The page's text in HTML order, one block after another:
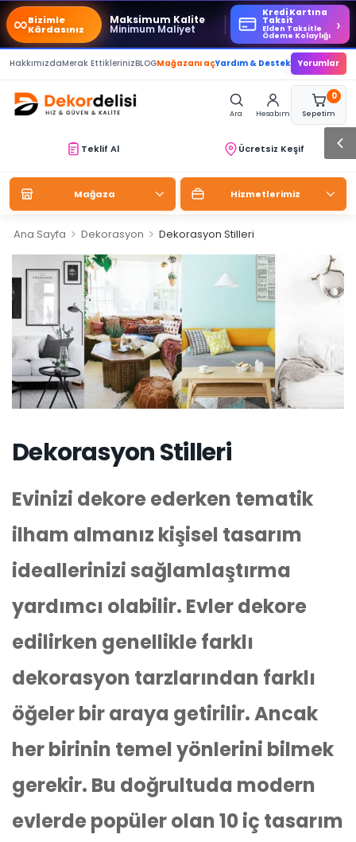
∞Bizimle
Kârdasınız
Maksimum Kalite
Minimum Maliyet
Kredi Kartına
Taksit
Elden Taksitle
Ödeme Kolaylığı
›
HakkımızdaMerak EttiklerinizBLOGMağazanı açYardım & Destek Yorumlar
Ara Hesabım
0
Sepetim
Teklif Al Ücretsiz Keşif
Mağaza Hizmetlerimiz
Ana Sayfa > Dekorasyon > Dekorasyon Stilleri
Dekorasyon Stilleri
Evinizi dekore ederken tematik
ilham almanız kişisel tasarım
ideallerinizi sağlamlaştırma
yardımcı olabilir. Evler dekore
edilirken genellikle farklı
dekorasyon tarzlarından farklı
öğeler bir araya getirilir. Ancak
her birinin temel yönlerini bilmek
gerekir. Bu doğrultuda modern
evlerde popüler olan 10 iç tasarım